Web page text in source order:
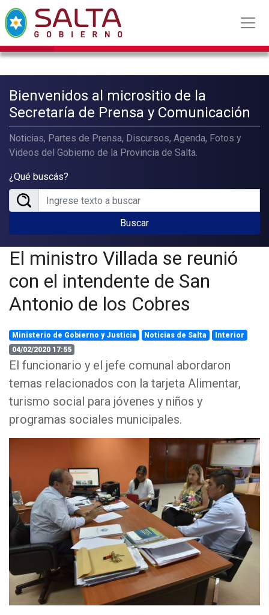
Bienvenidos al micrositio de la
Secretaría de Prensa y Comunicación
Noticias, Partes de Prensa, Discursos, Agenda, Fotos y
Videos del Gobierno de la Provincia de Salta.
¿Qué buscás?
Buscar
El ministro Villada se reunió
con el intendente de San
Antonio de los Cobres
Ministerio de Gobierno y Justicia Noticias de Salta
Interior
04/02/2020 17:55
El funcionario y el jefe comunal abordaron
temas relacionados con la tarjeta Alimentar,
turismo social para jóvenes y niños y
programas sociales municipales.